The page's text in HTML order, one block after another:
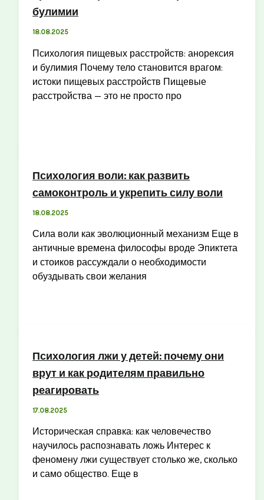
булимии
18.08.2025
Психология пищевых расстройств: анорексия
и булимия Почему тело становится врагом:
истоки пищевых расстройств Пищевые
расстройства — это не просто про
Психология воли: как развить
самоконтроль и укрепить силу воли
18.08.2025
Сила воли как эволюционный механизм Еще в
античные времена философы вроде Эпиктета
и стоиков рассуждали о необходимости
обуздывать свои желания
Психология лжи у детей: почему они
врут и как родителям правильно
реагировать
17.08.2025
Историческая справка: как человечество
научилось распознавать ложь Интерес к
феномену лжи существует столько же, сколько
и само общество. Еще в